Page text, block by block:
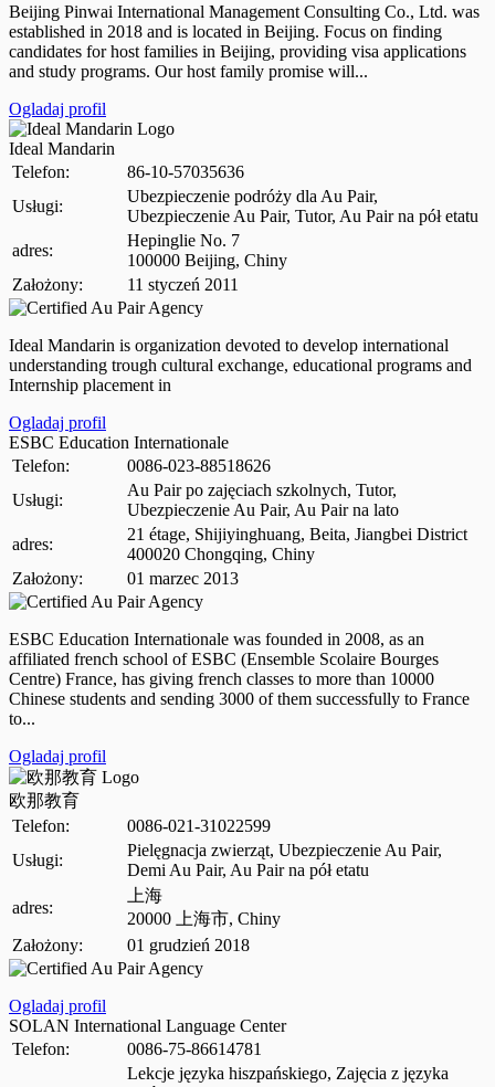
Beijing Pinwai International Management Consulting Co., Ltd. was
established in 2018 and is located in Beijing. Focus on finding
candidates for host families in Beijing, providing visa applications
and study programs. Our host family promise will...
Ogladaj profil
Ideal Mandarin
Telefon:
86-10-57035636
Usługi:
Ubezpieczenie podróży dla Au Pair,
Ubezpieczenie Au Pair, Tutor, Au Pair na pół etatu
adres:
Hepinglie No. 7
100000 Beijing, Chiny
Założony:
11 styczeń 2011
Ideal Mandarin is organization devoted to develop international
understanding trough cultural exchange, educational programs and
Internship placement in
Ogladaj profil
ESBC Education Internationale
Telefon:
0086-023-88518626
Usługi:
Au Pair po zajęciach szkolnych, Tutor,
Ubezpieczenie Au Pair, Au Pair na lato
adres:
21 étage, Shijiyinghuang, Beita, Jiangbei District
400020 Chongqing, Chiny
Założony:
01 marzec 2013
ESBC Education Internationale was founded in 2008, as an
affiliated french school of ESBC (Ensemble Scolaire Bourges
Centre) France, has giving french classes to more than 10000
Chinese students and sending 3000 of them successfully to France
to...
Ogladaj profil
欧那教育
Telefon:
0086-021-31022599
Usługi:
Pielęgnacja zwierząt, Ubezpieczenie Au Pair,
Demi Au Pair, Au Pair na pół etatu
adres:
上海
20000 上海市, Chiny
Założony:
01 grudzień 2018
Ogladaj profil
SOLAN International Language Center
Telefon:
0086-75-86614781
Lekcje języka hiszpańskiego, Zajęcia z języka